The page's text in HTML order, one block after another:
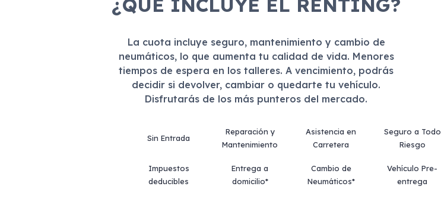
¿QUÉ INCLUYE EL RENTING?
La cuota incluye seguro, mantenimiento y cambio de
neumáticos, lo que aumenta tu calidad de vida. Menores
tiempos de espera en los talleres. A vencimiento, podrás
decidir si devolver, cambiar o quedarte tu vehículo.
Disfrutarás de los más punteros del mercado.
Sin Entrada
Reparación y
Mantenimiento
Asistencia en
Carretera
Seguro a Todo
Riesgo
Impuestos
deducibles
Entrega a
domicilio*
Cambio de
Neumáticos*
Vehículo Pre-
entrega